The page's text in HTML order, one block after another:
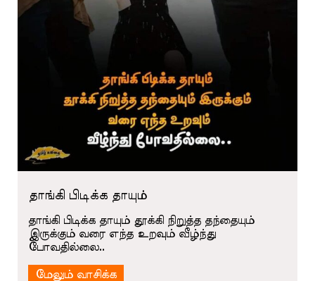
தாங்கி பிடிக்க தாயும்
தாங்கி பிடிக்க தாயும் தூக்கி நிறுத்த தந்தையும்
இருக்கும் வரை எந்த உறவும் வீழ்ந்து
போவதில்லை..
மேலும் வாசிக்க